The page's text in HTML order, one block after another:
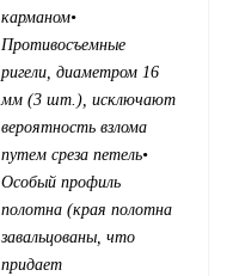
карманом•
Противосъемные
ригели, диаметром 16
мм (3 шт.), исключают
вероятность взлома
путем среза петель•
Особый профиль
полотна (края полотна
завальцованы, что
придает